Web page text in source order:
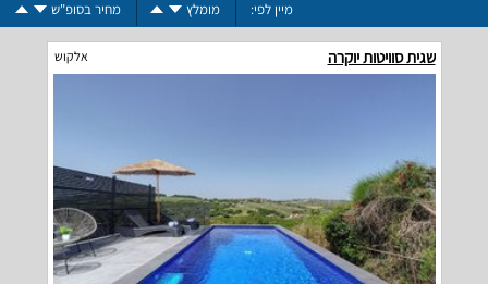
מיין לפי: מומלץ מחיר בסופ"ש
שגית סוויטות יוקרה אלקוש